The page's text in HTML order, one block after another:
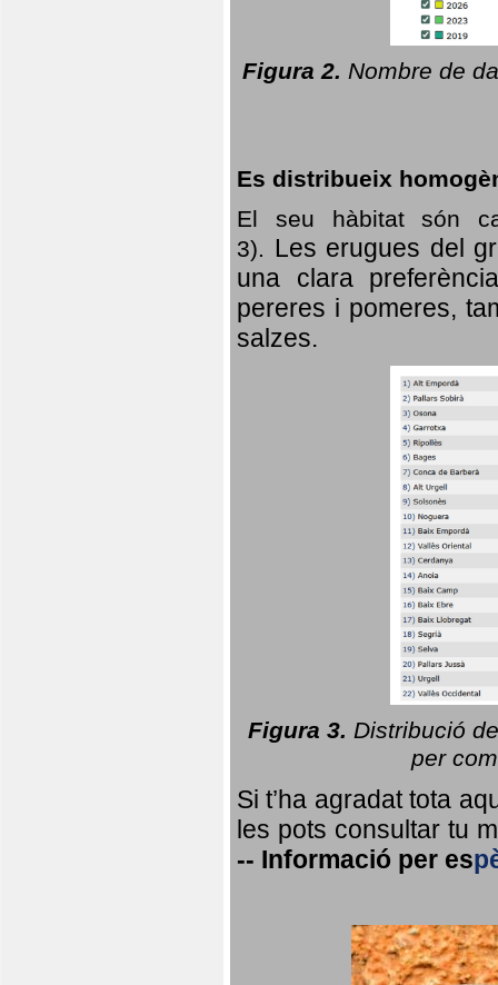
Figura 2. Nombre de
Es distribueix
El seu hàbitat són
3). Les erugues del
una clara
pereres i pomeres,
salzes.
Figura 3. Distribució
per
Si t’ha agradat tota
les pots consultar tu
-- Informació per es